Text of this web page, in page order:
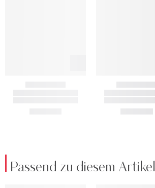
Passend zu diesem Artikel